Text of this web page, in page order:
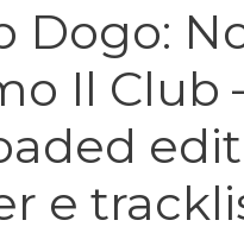
Dogo:
Il Club
e